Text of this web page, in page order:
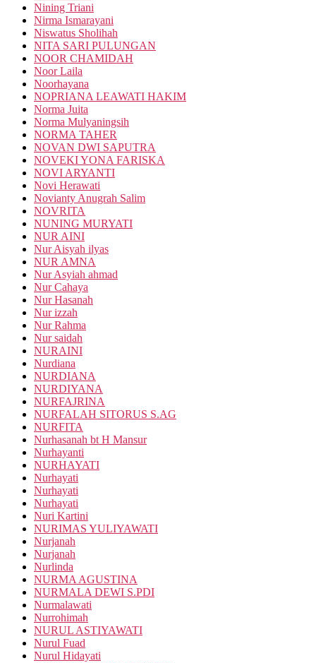
Nining Triani
Nirma Ismarayani
Niswatus Sholihah
NITA SARI PULUNGAN
NOOR CHAMIDAH
Noor Laila
Noorhayana
NOPRIANA LEAWATI HAKIM
Norma Juita
Norma Mulyaningsih
NORMA TAHER
NOVAN DWI SAPUTRA
NOVEKI YONA FARISKA
NOVI ARYANTI
Novi Herawati
Novianty Anugrah Salim
NOVRITA
NUNING MURYATI
NUR AINI
Nur Aisyah ilyas
NUR AMNA
Nur Asyiah ahmad
Nur Cahaya
Nur Hasanah
Nur izzah
Nur Rahma
Nur saidah
NURAINI
Nurdiana
NURDIANA
NURDIYANA
NURFAJRINA
NURFALAH SITORUS S.AG
NURFITA
Nurhasanah bt H Mansur
Nurhayanti
NURHAYATI
Nurhayati
Nurhayati
Nurhayati
Nuri Kartini
NURIMAS YULIYAWATI
Nurjanah
Nurjanah
Nurlinda
NURMA AGUSTINA
NURMALA DEWI S.PDI
Nurmalawati
Nurrohimah
NURUL ASTIYAWATI
Nurul Fuad
Nurul Hidayati